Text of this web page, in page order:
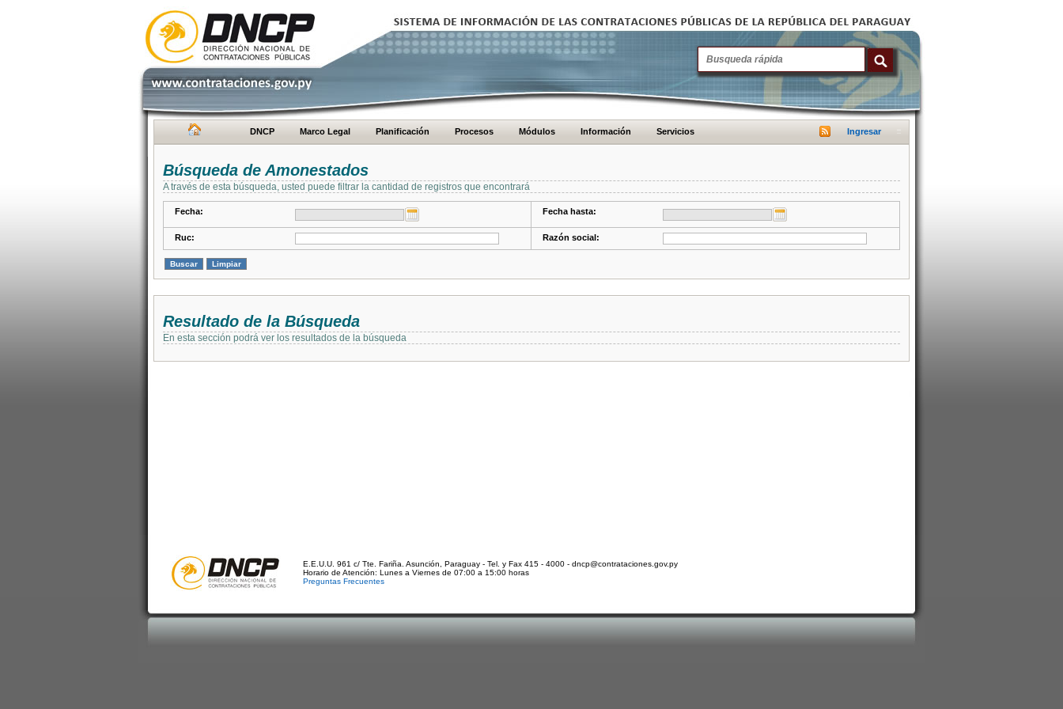
DNCP Marco Legal Planificación Procesos Módulos Información Servicios Ingresar
Búsqueda de Amonestados
A través de esta búsqueda, usted puede filtrar la cantidad de registros que encontrará
Fecha: Fecha hasta:
Ruc: Razón social:
Resultado de la Búsqueda
En esta sección podrá ver los resultados de la búsqueda
E.E.U.U. 961 c/ Tte. Fariña. Asunción, Paraguay - Tel. y Fax 415 - 4000 - dncp@contrataciones.gov.py
Horario de Atención: Lunes a Viernes de 07:00 a 15:00 horas
Preguntas Frecuentes